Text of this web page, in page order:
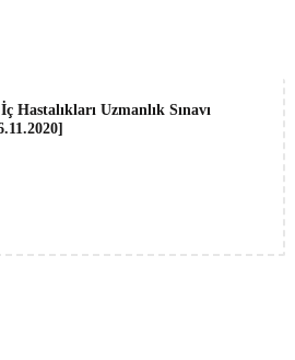
Hastalıkları Uzmanlık Sınavı